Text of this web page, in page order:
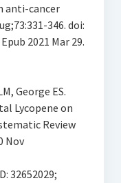
anti-cancer
346. doi:
2021 Mar 29.
George ES.
Lycopene on
Review
Nov
32652029;